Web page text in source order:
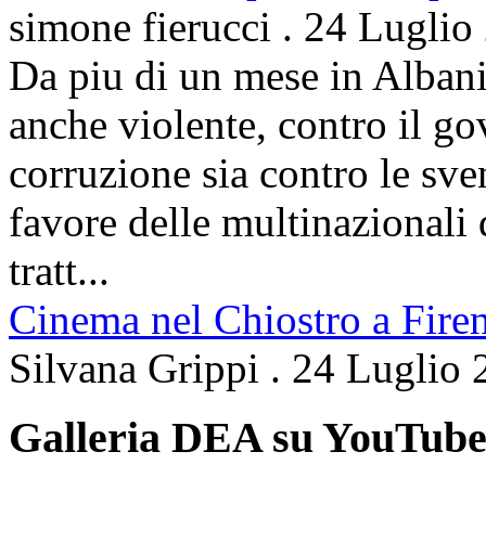
simone fierucci . 24 Luglio
Da piu di un mese in
anche violente, contro il
corruzione sia contro le
favore delle multinazionali
tratt...
Cinema nel Chiostro a
Silvana Grippi . 24 Luglio
Galleria DEA su YouTube